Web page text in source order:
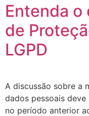
Entenda o
de
LGPD
A discussão sobre a
dados pessoais
no período anterior